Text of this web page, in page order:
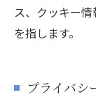
ス、クッキー
を指します。
プライバシ